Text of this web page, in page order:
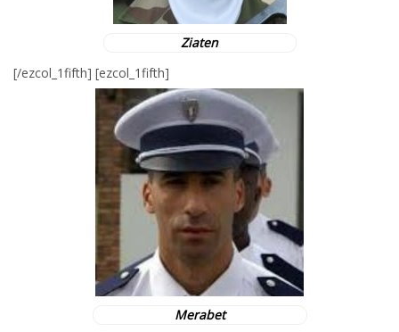
Ziaten
[/ezcol_1fifth] [ezcol_1fifth]
Merabet